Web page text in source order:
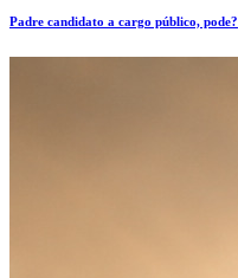
Padre candidato a cargo público, pode?